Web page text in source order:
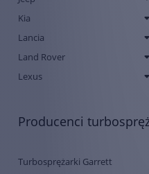
Kia
Lancia
Land Rover
Lexus
Producenci
Turbosprężarki Garrett